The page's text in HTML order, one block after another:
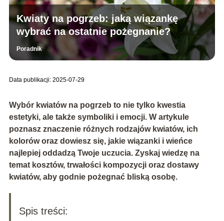
Kwiaty na pogrzeb: jaką wiązankę
wybrać na ostatnie pożegnanie?
Poradnik
Data publikacji: 2025-07-29
Wybór kwiatów na pogrzeb to nie tylko kwestia
estetyki, ale także symboliki i emocji. W artykule
poznasz znaczenie różnych rodzajów kwiatów, ich
kolorów oraz dowiesz się, jakie wiązanki i wieńce
najlepiej oddadzą Twoje uczucia. Zyskaj wiedzę na
temat kosztów, trwałości kompozycji oraz dostawy
kwiatów, aby godnie pożegnać bliską osobę.
Spis treści: